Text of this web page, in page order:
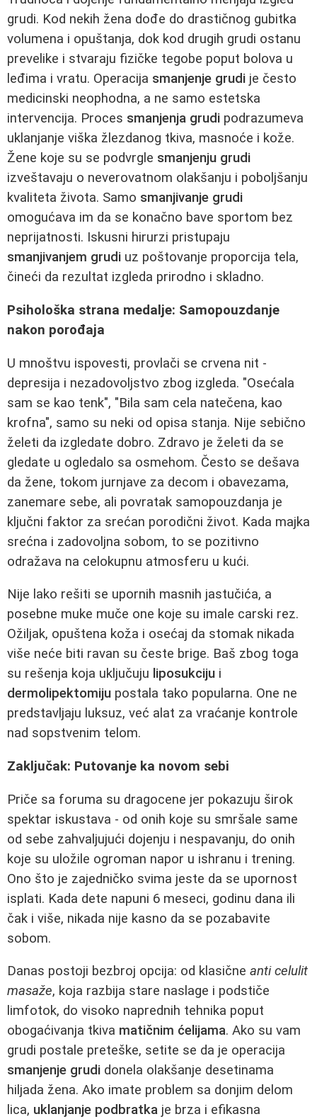
grudi. Kod nekih žena dođe do drastičnog gubitka
volumena i opuštanja, dok kod drugih grudi ostanu
prevelike i stvaraju fizičke tegobe poput bolova u
leđima i vratu. Operacija smanjenje grudi je često
medicinski neophodna, a ne samo estetska
intervencija. Proces smanjenja grudi podrazumeva
uklanjanje viška žlezdanog tkiva, masnoće i kože.
Žene koje su se podvrgle smanjenju grudi
izveštavaju o neverovatnom olakšanju i poboljšanju
kvaliteta života. Samo smanjivanje grudi
omogućava im da se konačno bave sportom bez
neprijatnosti. Iskusni hirurzi pristupaju
smanjivanjem grudi uz poštovanje proporcija tela,
čineći da rezultat izgleda prirodno i skladno.
Psihološka strana medalje: Samopouzdanje
nakon porođaja
U mnoštvu ispovesti, provlači se crvena nit -
depresija i nezadovoljstvo zbog izgleda. "Osećala
sam se kao tenk", "Bila sam cela natečena, kao
krofna", samo su neki od opisa stanja. Nije sebično
želeti da izgledate dobro. Zdravo je želeti da se
gledate u ogledalo sa osmehom. Često se dešava
da žene, tokom jurnjave za decom i obavezama,
zanemare sebe, ali povratak samopouzdanja je
ključni faktor za srećan porodični život. Kada majka
srećna i zadovoljna sobom, to se pozitivno
odražava na celokupnu atmosferu u kući.
Nije lako rešiti se upornih masnih jastučića, a
posebne muke muče one koje su imale carski rez.
Ožiljak, opuštena koža i osećaj da stomak nikada
više neće biti ravan su česte brige. Baš zbog toga
su rešenja koja uključuju liposukciju i
dermolipektomiju postala tako popularna. One ne
predstavljaju luksuz, već alat za vraćanje kontrole
nad sopstvenim telom.
Zaključak: Putovanje ka novom sebi
Priče sa foruma su dragocene jer pokazuju širok
spektar iskustava - od onih koje su smršale same
od sebe zahvaljujući dojenju i nespavanju, do onih
koje su uložile ogroman napor u ishranu i trening.
Ono što je zajedničko svima jeste da se upornost
isplati. Kada dete napuni 6 meseci, godinu dana ili
čak i više, nikada nije kasno da se pozabavite
sobom.
Danas postoji bezbroj opcija: od klasične anti celulit
masaže, koja razbija stare naslage i podstiče
limfotok, do visoko naprednih tehnika poput
obogaćivanja tkiva matičnim ćelijama. Ako su vam
grudi postale preteške, setite se da je operacija
smanjenje grudi donela olakšanje desetinama
hiljada žena. Ako imate problem sa donjim delom
lica, uklanjanje podbratka je brza i efikasna